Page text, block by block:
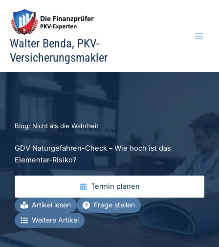
Inhalt
springen
Walter Benda, PKV-
Versicherungsmakler
Blog: Nicht als die Wahrheit
GDV Naturgefahren-Check – Wie hoch ist das
Elementar-Risiko?
Termin planen
Artikel lesen
Frage stellen
Weitere Artikel